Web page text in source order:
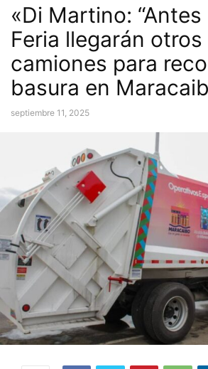
«Di Martino: “Antes
Feria llegarán otros
camiones para
basura en
septiembre 11, 2025